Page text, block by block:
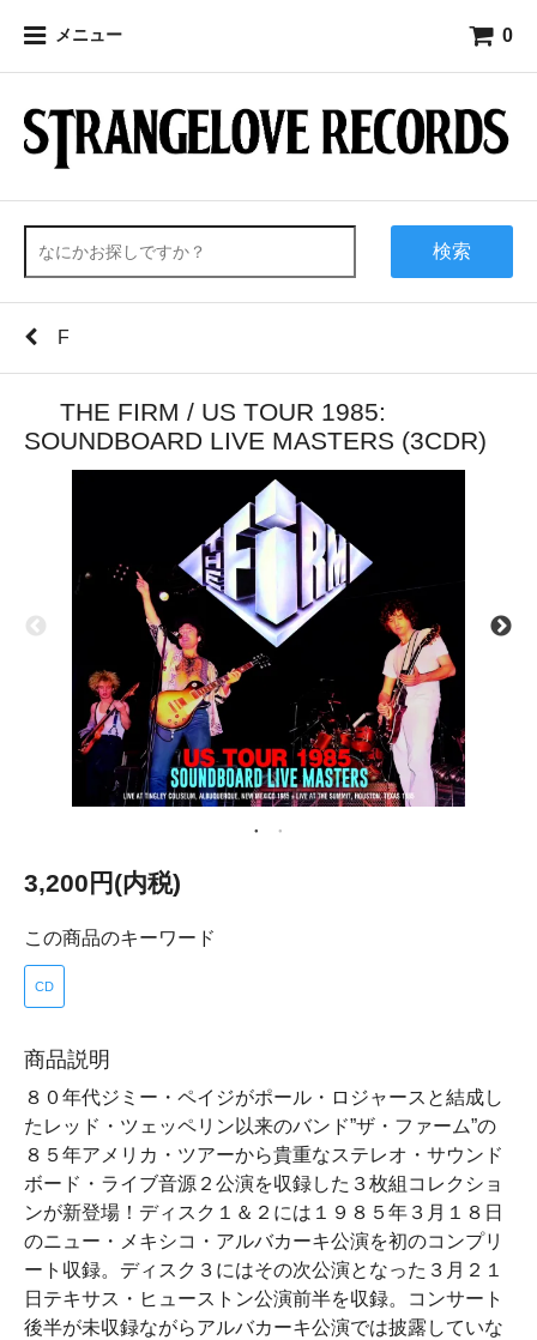
メニュー 0
検索
F
THE FIRM / US TOUR 1985:
SOUNDBOARD LIVE MASTERS (3CDR)
3,200円(内税)
この商品のキーワード
CD
商品説明
８０年代ジミー・ペイジがポール・ロジャースと結成し
たレッド・ツェッペリン以来のバンド”ザ・ファーム”の
８５年アメリカ・ツアーから貴重なステレオ・サウンド
ボード・ライブ音源２公演を収録した３枚組コレクショ
ンが新登場！ディスク１＆２には１９８５年３月１８日
のニュー・メキシコ・アルバカーキ公演を初のコンプリ
ート収録。ディスク３にはその次公演となった３月２１
日テキサス・ヒューストン公演前半を収録。コンサート
後半が未収録ながらアルバカーキ公演では披露していな